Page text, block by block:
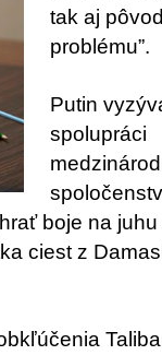
tak aj
problému”.
Putin
spolupráci
boje na
ciest z